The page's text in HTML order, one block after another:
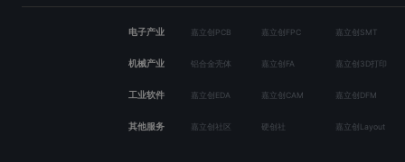
电子产业 嘉立创PCB 嘉立创FPC 嘉立创SMT
机械产业 铝合金壳体 嘉立创FA 嘉立创3D打印
工业软件 嘉立创EDA 嘉立创CAM 嘉立创DFM
其他服务 嘉立创社区 硬创社 嘉立创Layout